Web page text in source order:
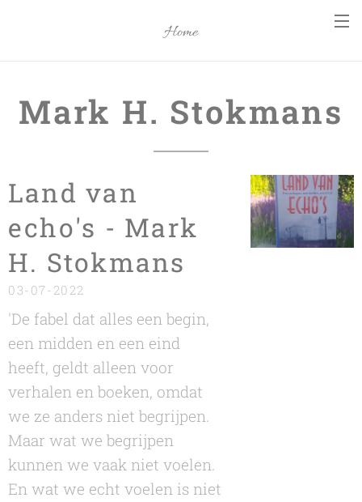
Home
Mark H. Stokmans
Land van
echo's - Mark
H. Stokmans
03-07-2022
'De fabel dat alles een begin,
een midden en een eind
heeft, geldt alleen voor
verhalen en boeken, omdat
we ze anders niet begrijpen.
Maar wat we begrijpen
kunnen we vaak niet voelen.
En wat we echt voelen is niet